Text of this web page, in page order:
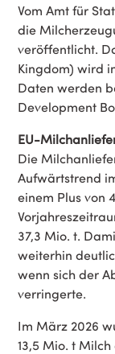
Vom Amt für
die
veröffentlicht.
Kingdom) wird
Daten werden
Development
EU-
Die
Aufwärtstrend
einem Plus von
37,3 Mio. t.
weiterhin
wenn sich der
verringerte.
Im März 2026
13,5 Mio. t